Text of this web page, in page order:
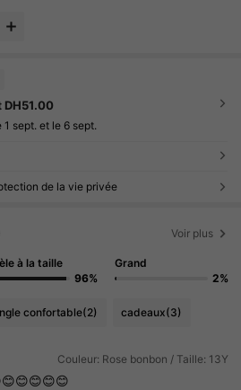
1 sept. et le 6 sept.
de la vie privée
Voir plus
à la taille
96%
Grand
2%
confortable(2) cadeaux(3)
Couleur: Rose bonbon / Taille: 13Y